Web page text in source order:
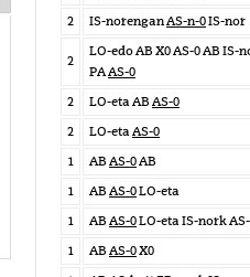
2
IS-norenganAS-n-0IS-nor
2
LO-edo AB X0 AS-0 AB IS-
PAAS-0
2
LO-eta AB AS-0
2
LO-etaAS-0
1
AB AS-0AB
1
AB AS-0LO-eta
1
AB AS-0LO-eta IS-nork
1
AB AS-0X0